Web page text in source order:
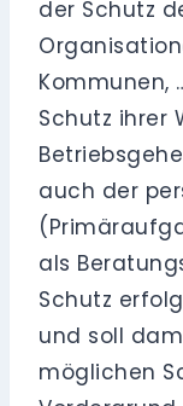
der Schutz
Kommunen,
Schutz ihrer
auch der
als
Schutz
und soll
möglichen